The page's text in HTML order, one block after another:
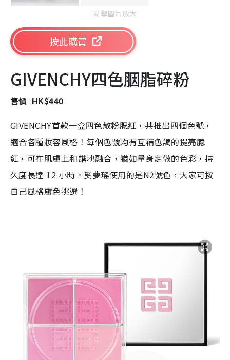
點擊圖片放大
按此購買
GIVENCHY四色胭脂碎粉
售價 HK$440
GIVENCHY首款一盒四色散粉腮紅，共推出四個色號，
適合各種妝容風格！每個色號均有互補色調的提亮腮
紅，可在肌膚上和諧地融合，猶如量身定做的色彩，持
久度長達 12 小時。奚夢瑤使用的是N2號色，大家可按
自己風格膚色挑選！